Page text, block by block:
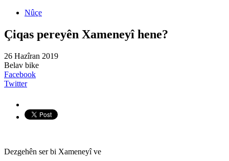
Nûçe
Çiqas pereyên Xameneyî hene?
26 Hazîran 2019
Belav bike
Facebook
Twitter
Dezgehên ser bi Xameneyî ve